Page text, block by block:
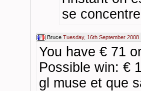
se
Bruce Tuesday, 16th September 2008
You have € 71
Possible win: €
gl muse et que